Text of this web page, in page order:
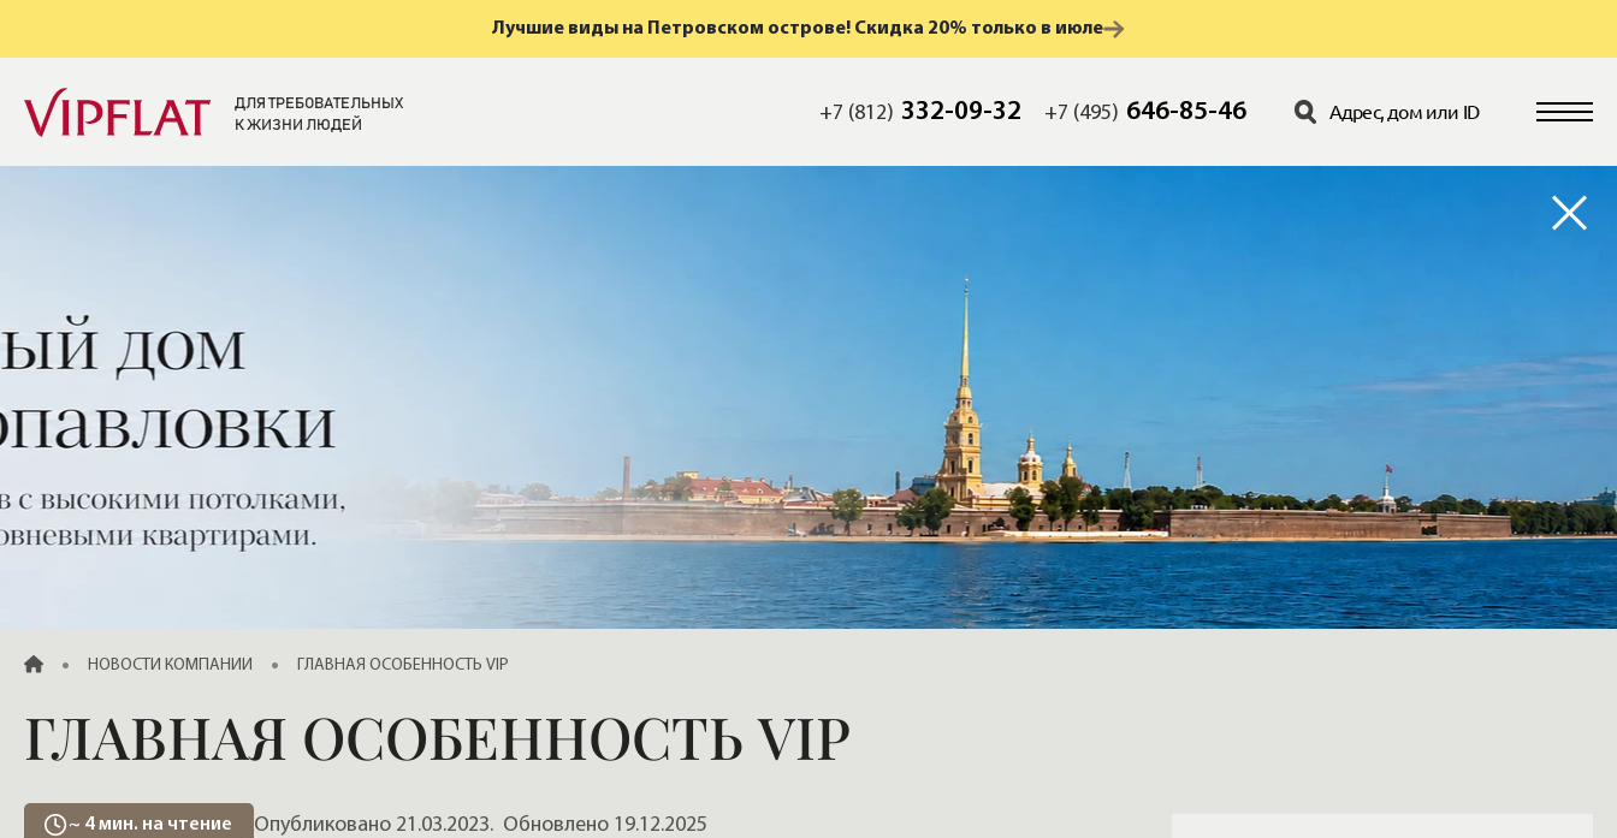
Лучшие виды на Петровском острове! Скидка 20% только в июле
ДЛЯ ТРЕБОВАТЕЛЬНЫХ
К ЖИЗНИ ЛЮДЕЙ
+7 (812) 332-09-32 +7 (495) 646-85-46
Элитная недвижимость
Санкт-Петербурга
Продажа элитных квартир, жилья, домов
ГЛАВНАЯНОВОСТИ КОМПАНИИ ГЛАВНАЯ ОСОБЕННОСТЬ VIP
ГЛАВНАЯ ОСОБЕННОСТЬ VIP
~ 4мин. на чтение Опубликовано 21.03.2023. Обновлено 19.12.2025